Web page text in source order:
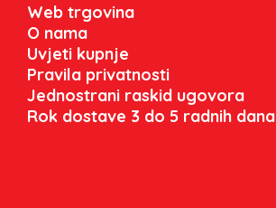
Web trgovina
O nama
Uvjeti kupnje
Pravila privatnosti
Jednostrani raskid ugovora
Rok dostave 3 do 5 radnih dana